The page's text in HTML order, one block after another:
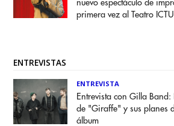
nuevo espectáculo de
primera vez al Teatro
ENTREVISTAS
ENTREVISTA
Entrevista con Gilla Band:
de "Giraffe" y sus planes
álbum